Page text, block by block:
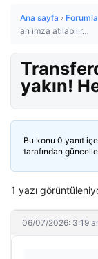
Ana sayfa ›
an imza atılabilir…
yakın!
Bu konu 0 yanıt
tarafından
1 yazı
06/07/2026: 3:19